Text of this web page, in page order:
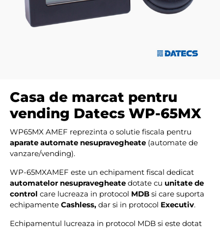
Casa de marcat pentru
vending Datecs WP-65MX
WP65MX AMEF reprezinta o solutie fiscala pentru
aparate automate nesupravegheate (automate de
vanzare/vending).
WP-65MXAMEF este un echipament fiscal dedicat
automatelor nesupravegheate dotate cu unitate de
control care lucreaza in protocol MDB si care suporta
echipamente Cashless, dar si in protocol Executiv.
Echipamentul lucreaza in protocol MDB si este dotat